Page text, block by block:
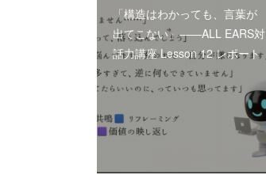
「構造はわかっても、言葉が
出てこない」――ALL EARS対
話力講座 Lesson 12 レポート